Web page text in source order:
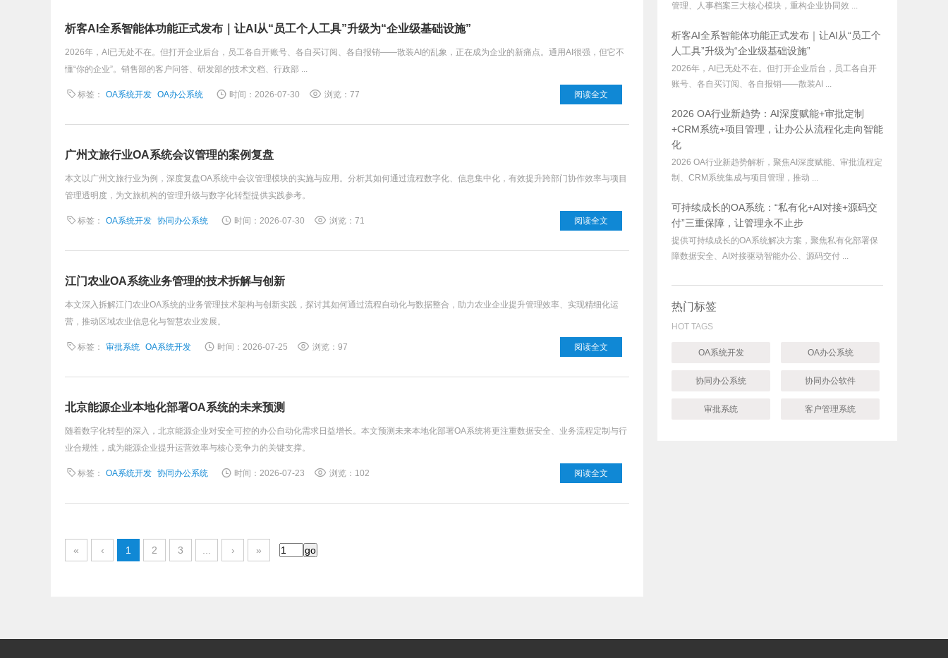
析客AI全系智能体功能正式发布｜让AI从“员工个人工具”升级为“企业级基础设施”
2026年，AI已无处不在。但打开企业后台，员工各自开账号、各自买订阅、各自报销——散装AI的乱象，正在成为企业的新痛点。通用AI很强，但它不
懂“你的企业”。销售部的客户问答、研发部的技术文档、行政部 ...
标签： OA系统开发 OA办公系统 时间：2026-07-30 浏览：77 阅读全文
广州文旅行业OA系统会议管理的案例复盘
本文以广州文旅行业为例，深度复盘OA系统中会议管理模块的实施与应用。分析其如何通过流程数字化、信息集中化，有效提升跨部门协作效率与项目
管理透明度，为文旅机构的管理升级与数字化转型提供实践参考。
标签： OA系统开发 协同办公系统 时间：2026-07-30 浏览：71 阅读全文
江门农业OA系统业务管理的技术拆解与创新
本文深入拆解江门农业OA系统的业务管理技术架构与创新实践，探讨其如何通过流程自动化与数据整合，助力农业企业提升管理效率、实现精细化运
营，推动区域农业信息化与智慧农业发展。
标签： 审批系统 OA系统开发 时间：2026-07-25 浏览：97 阅读全文
北京能源企业本地化部署OA系统的未来预测
随着数字化转型的深入，北京能源企业对安全可控的办公自动化需求日益增长。本文预测未来本地化部署OA系统将更注重数据安全、业务流程定制与行
业合规性，成为能源企业提升运营效率与核心竞争力的关键支撑。
标签： OA系统开发 协同办公系统 时间：2026-07-23 浏览：102 阅读全文
« ‹ 1 2 3 › »
管理、人事档案三大核心模块，重构企业协同效 ...
析客AI全系智能体功能正式发布｜让AI从“员工个
人工具”升级为“企业级基础设施”
2026年，AI已无处不在。但打开企业后台，员工各自开
账号、各自买订阅、各自报销——散装AI ...
2026 OA行业新趋势：AI深度赋能+审批定制
+CRM系统+项目管理，让办公从流程化走向智能
化
2026 OA行业新趋势解析，聚焦AI深度赋能、审批流程定
制、CRM系统集成与项目管理，推动 ...
可持续成长的OA系统：“私有化+AI对接+源码交
付”三重保障，让管理永不止步
提供可持续成长的OA系统解决方案，聚焦私有化部署保
障数据安全、AI对接驱动智能办公、源码交付 ...
热门标签
HOT TAGS
OA系统开发 OA办公系统
协同办公系统 协同办公软件
审批系统 客户管理系统